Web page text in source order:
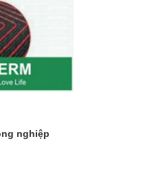
nghiệp